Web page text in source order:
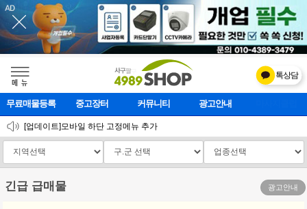
메    뉴
톡상담
무료매물등록 중고장터 커뮤니티 광고안내
2026 설 연휴 운영안내
[업데이트]모바일 하단 고정메뉴 추가
[업데이트] 개선사항 안내
긴급 급매물 광고안내